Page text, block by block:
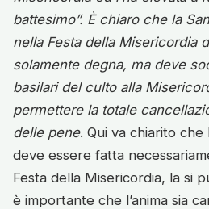
battesimo”. È chiaro che la
nella Festa della Misericordia
solamente degna, ma deve
basilari del culto alla
permettere la totale
delle pene. Qui va chiarito
deve essere fatta
Festa della Misericordia, la si
è importante che l’anima sia